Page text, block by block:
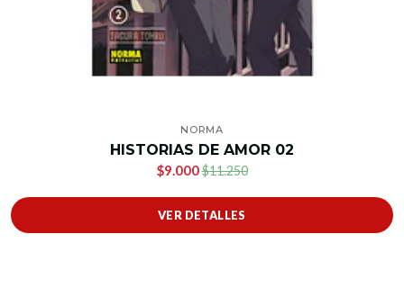
NORMA
HISTORIAS DE AMOR 02
$9.000$11.250
VER DETALLES